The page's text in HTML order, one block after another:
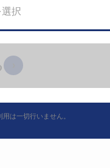
択
は一切行いません。